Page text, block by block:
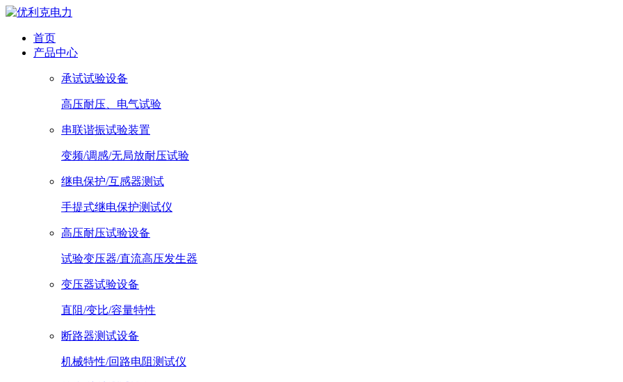
首页
产品中心
承试试验设备
高压耐压、电气试验
串联谐振试验装置
变频/调感/无局放耐压试验
继电保护/互感器测试
手提式继电保护测试仪
高压耐压试验设备
试验变压器/直流高压发生器
变压器试验设备
直阻/变比/容量特性
断路器测试设备
机械特性/回路电阻测试仪